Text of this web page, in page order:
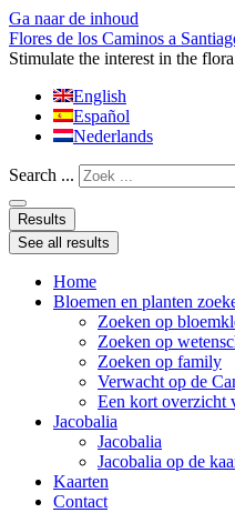
Ga naar de inhoud
Flores de los Caminos a
Stimulate the interest in the
English
Español
Nederlands
Search ...
Results
See all results
Home
Bloemen en planten
Zoeken op
Zoeken op
Zoeken op family
Verwacht op de
Een kort overzicht
Jacobalia
Jacobalia
Jacobalia op de
Kaarten
Contact